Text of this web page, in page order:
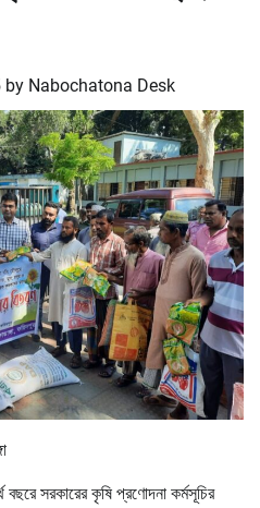
by Nabochatona Desk
সরকারের কৃষি প্রণোদনা কর্মসূচির